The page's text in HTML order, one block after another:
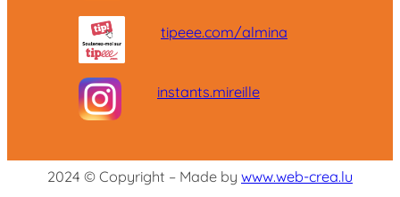
tipeee.com/almina
instants.mireille
2024 © Copyright – Made by www.web-crea.lu